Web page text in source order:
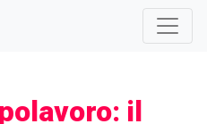
il